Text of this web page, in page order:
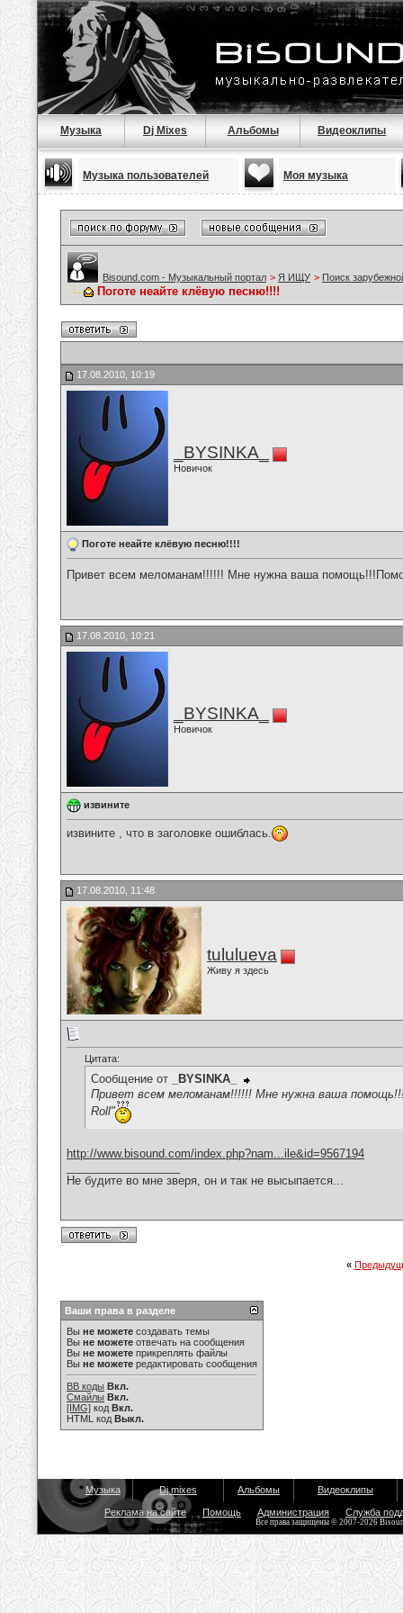
Музыка Dj Mixes Альбомы Видеоклипы
Музыка пользователей Моя музыка
Bisound.com - Музыкальный портал > Я ИЩУ > Поиск
Поготе неайте клёвую песню!!!!
17.08.2010, 10:19
_BYSINKA_
Новичок
Поготе неайте клёвую песню!!!!
Привет всем меломанам!!!!!! Мне нужна ваша
17.08.2010, 10:21
_BYSINKA_
Новичок
извините
извините , что в заголовке ошиблась.
17.08.2010, 11:48
tululueva
Живу я здесь
Цитата:
Сообщение от
_BYSINKA_
Привет всем меломанам!!!!!! Мне нужна ваша
Roll"
http://www.bisound.com/index.php?nam...ile&id=9567194
Не будите во мне зверя, он и так не высыпается...
«
Ваши права в разделе
Вы не можете создавать темы
Вы не можете отвечать на сообщения
Вы не можете прикреплять файлы
Вы не можете редактировать сообщения
BB коды Вкл.
Смайлы Вкл.
[IMG] код Вкл.
HTML код Выкл.
Музыка Dj mixes Альбомы Видеоклипы
Реклама на сайте Помощь Администрация Служба
Все права защищены © 2007-2026